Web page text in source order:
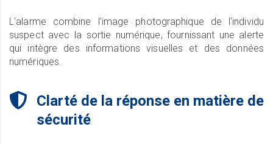
L'alarme combine l'image photographique de l'individu
suspect avec la sortie numérique, fournissant une alerte
qui intègre des informations visuelles et des données
numériques.
Clarté de la réponse en matière de
sécurité